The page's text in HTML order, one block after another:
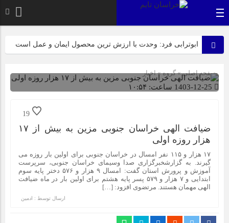
ابوترابی فرد: وحدت با ارزش ترین محصول ایمان و عمل است
عرب زاده: آماده این تا میزبانی شایسته ای از پیکر مطهر شهدای
گمنام داشته باشیم
ازابتدای سالجاری صورت گرفت؛ روکش ۴۴۷ کیلومتر از
محورهای خراسان جنوبی
راهپیمایی باشکوه ۱۳ آبان در بیرجند؛ «متحد و استوار مقابل
استکبار» + تصاویر
نیازمند رویکردی کارآفرینانه به فعالیت‌های پژوهشی در زمینه
صفحه اصلی» گروه »اخبار
19
ضیافت الهی خراسان جنوبی مزین به بیش از ۱۷
هزار روزه اولی
۱۷ هزار و ۱۱۵ نفر امسال در خراسان جنوبی برای اولین بار روزه می
گیرند. به گزارشخبرگزاری صدا وسیمای خراسان جنوبی، سرپرست
آموزش و پرورش استان گفت: امسال ۹ هزار و ۵۷۶ دختر پایه سوم
ابتدایی و ۷ هزار و ۵۷۹ پسر پایه هشتم برای اولین بار در ماه ضیافت
الهی مهمان هستند. مرتضوی افزود: […]
ارسال توسط : ادمین